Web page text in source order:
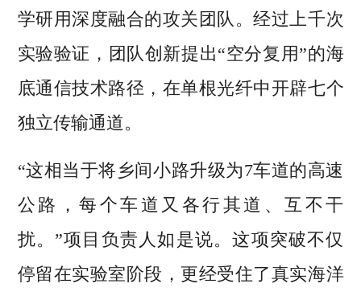
学研用深度融合的攻关团队。经过上千次
实验验证，团队创新提出“空分复用”的海
底通信技术路径，在单根光纤中开辟七个
独立传输通道。
“这相当于将乡间小路升级为7车道的高速
公路，每个车道又各行其道、互不干
扰。”项目负责人如是说。这项突破不仅
停留在实验室阶段，更经受住了真实海洋